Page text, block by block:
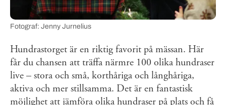
Fotograf: Jenny Jurnelius
Hundrastorget är en riktig favorit på mässan. Här
får du chansen att träffa närmre 100 olika hundraser
live – stora och små, korthåriga och långhåriga,
aktiva och mer stillsamma. Det är en fantastisk
möjlighet att jämföra olika hundraser på plats och få